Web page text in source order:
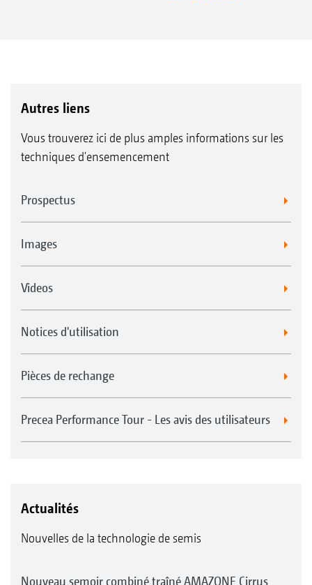
Autres liens
Vous trouverez ici de plus amples informations sur les
techniques d'ensemencement
Prospectus
Images
Videos
Notices d'utilisation
Pièces de rechange
Precea Performance Tour - Les avis des utilisateurs
Actualités
Nouvelles de la technologie de semis
Nouveau semoir combiné traîné AMAZONE Cirrus